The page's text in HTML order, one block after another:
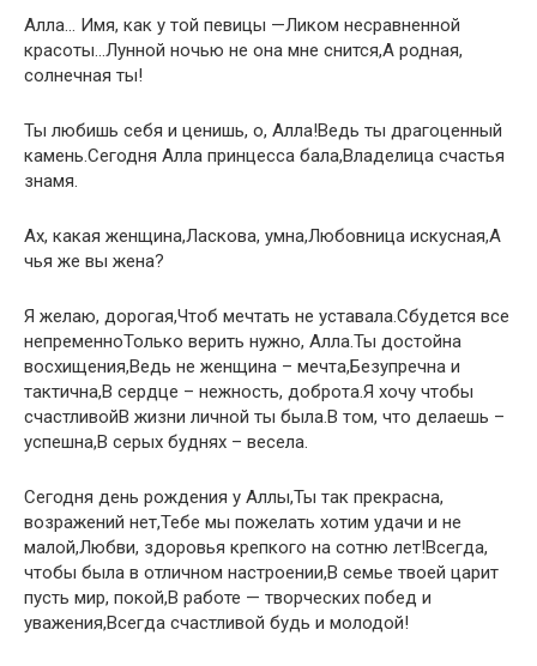
Алла… Имя, как у той певицы —Ликом несравненной
красоты…Лунной ночью не она мне снится,А родная,
солнечная ты!
Ты любишь себя и ценишь, о, Алла!Ведь ты драгоценный
камень.Сегодня Алла принцесса бала,Владелица счастья
знамя.
Ах, какая женщина,Ласкова, умна,Любовница искусная,А
чья же вы жена?
Я желаю, дорогая,Чтоб мечтать не уставала.Сбудется все
непременноТолько верить нужно, Алла.Ты достойна
восхищения,Ведь не женщина – мечта,Безупречна и
тактична,В сердце – нежность, доброта.Я хочу чтобы
счастливойВ жизни личной ты была.В том, что делаешь –
успешна,В серых буднях – весела.
Сегодня день рождения у Аллы,Ты так прекрасна,
возражений нет,Тебе мы пожелать хотим удачи и не
малой,Любви, здоровья крепкого на сотню лет!Всегда,
чтобы была в отличном настроении,В семье твоей царит
пусть мир, покой,В работе — творческих побед и
уважения,Всегда счастливой будь и молодой!